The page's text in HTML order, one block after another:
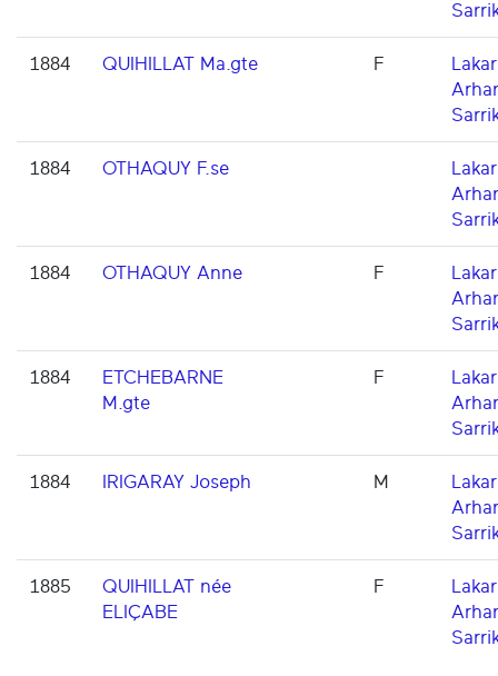
1884 QUIHILLAT Ma.gte F
1884 OTHAQUY F.se
1884 OTHAQUY Anne F
1884
ETCHEBARNE
M.gte
F
1884 IRIGARAY Joseph M
1885
QUIHILLAT née
ELIÇABE
F